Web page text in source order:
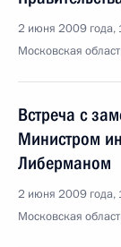
2 июня 2009 года,
Московская
Встреча с
Министром
Либерманом
2 июня 2009 года,
Московская